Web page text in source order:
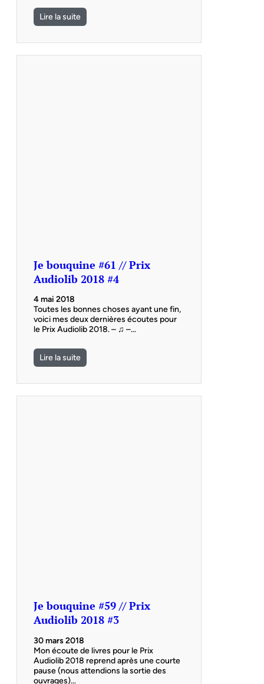
Lire la suite
Je bouquine #61 // Prix
Audiolib 2018 #4
4 mai 2018
Toutes les bonnes choses ayant une fin,
voici mes deux dernières écoutes pour
le Prix Audiolib 2018. – ♫ –…
Lire la suite
Je bouquine #59 // Prix
Audiolib 2018 #3
30 mars 2018
Mon écoute de livres pour le Prix
Audiolib 2018 reprend après une courte
pause (nous attendions la sortie des
ouvrages)…